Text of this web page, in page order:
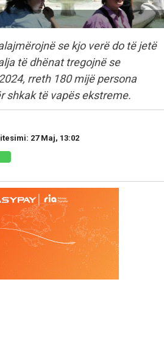
se kjo verë do të jetë
të dhënat tregojnë se
rreth 180 mijë persona
shkak të vapës ekstreme.
27 Maj, 13:02